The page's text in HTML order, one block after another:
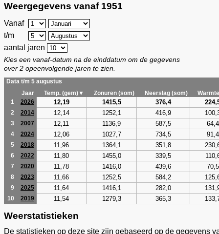
Weergegevens vanaf 1951
Vanaf
t/m
aantal jaren
Kies een vanaf-datum na de einddatum om de gegevens
over 2 opeenvolgende jaren te zien.
Data t/m 5 augustus
Jaar
Temp. (gem)▼ Zonuren (som) Neerslag (som)
1
2026 12,19 1415,5 376,4
2 2014 12,14 1252,1 416,9
3 2007 12,11 1136,9 587,5 64,4
4 2024 12,06 1027,7 734,5 91,4
5 2018 11,96 1364,1 351,8
6 2022 11,80 1455,0 339,5
7 2020 11,78 1416,0 439,6 70,5
8 2023 11,66 1252,5 584,2
9 2025 11,64 1416,1 282,0
10 2019 11,54 1279,3 365,3
Weerstatistieken
De statistieken op deze site zijn gebaseerd op de gegevens